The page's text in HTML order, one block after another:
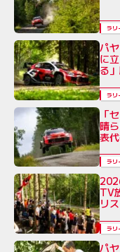
ラリ
パ
に
る
ラリ
「
晴
表
ラリ
TV
リ
ラリ
パ